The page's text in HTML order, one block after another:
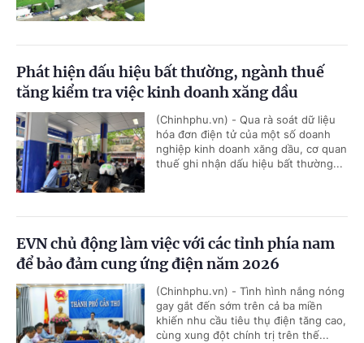
Phát hiện dấu hiệu bất thường, ngành thuế
tăng kiểm tra việc kinh doanh xăng dầu
(Chinhphu.vn) - Qua rà soát dữ liệu
hóa đơn điện tử của một số doanh
nghiệp kinh doanh xăng dầu, cơ quan
thuế ghi nhận dấu hiệu bất thường...
EVN chủ động làm việc với các tỉnh phía nam
để bảo đảm cung ứng điện năm 2026
(Chinhphu.vn) - Tình hình nắng nóng
gay gắt đến sớm trên cả ba miền
khiến nhu cầu tiêu thụ điện tăng cao,
cùng xung đột chính trị trên thế...